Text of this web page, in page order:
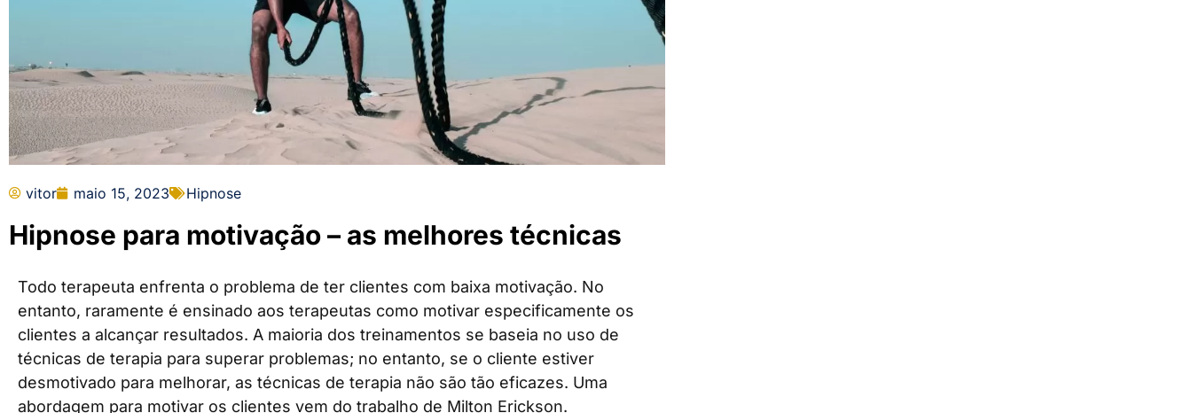
vitor maio 15, 2023 Hipnose
Hipnose para motivação – as melhores técnicas
Todo terapeuta enfrenta o problema de ter clientes com baixa motivação. No
entanto, raramente é ensinado aos terapeutas como motivar especificamente os
clientes a alcançar resultados. A maioria dos treinamentos se baseia no uso de
técnicas de terapia para superar problemas; no entanto, se o cliente estiver
desmotivado para melhorar, as técnicas de terapia não são tão eficazes. Uma
abordagem para motivar os clientes vem do trabalho de Milton Erickson.